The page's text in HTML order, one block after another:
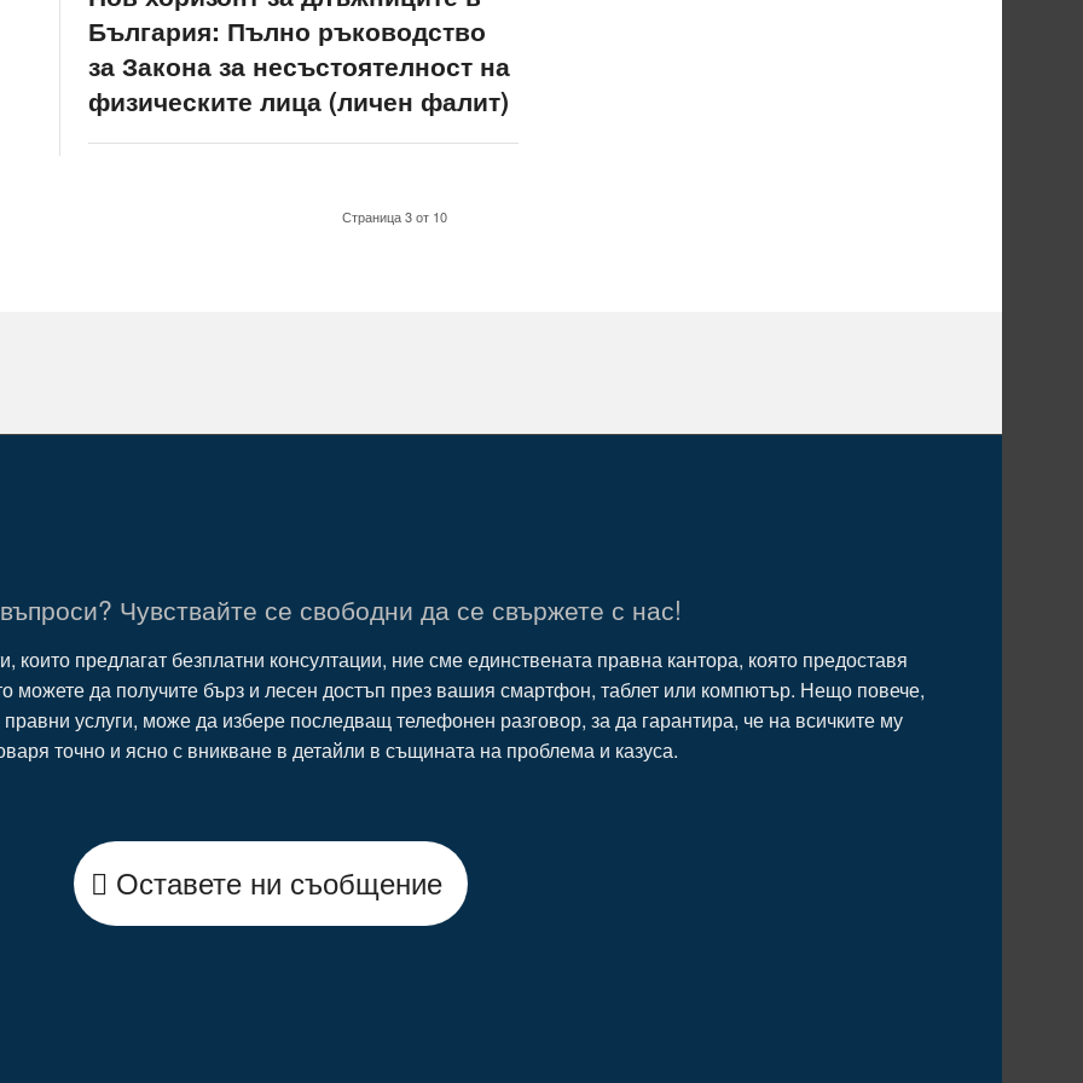
България: Пълно ръководство
за Закона за несъстоятелност на
физическите лица (личен фалит)
Страница 3 от 10
Чувствайте се свободни да се свържете с нас!
предлагат безплатни консултации, ние сме единствената правна кантора, която предоставя
можете да получите бърз и лесен достъп през вашия смартфон, таблет или компютър. Нещо повече,
услуги, може да избере последващ телефонен разговор, за да гарантира, че на всичките му
точно и ясно с вникване в детайли в същината на проблема и казуса.
Оставете ни съобщение